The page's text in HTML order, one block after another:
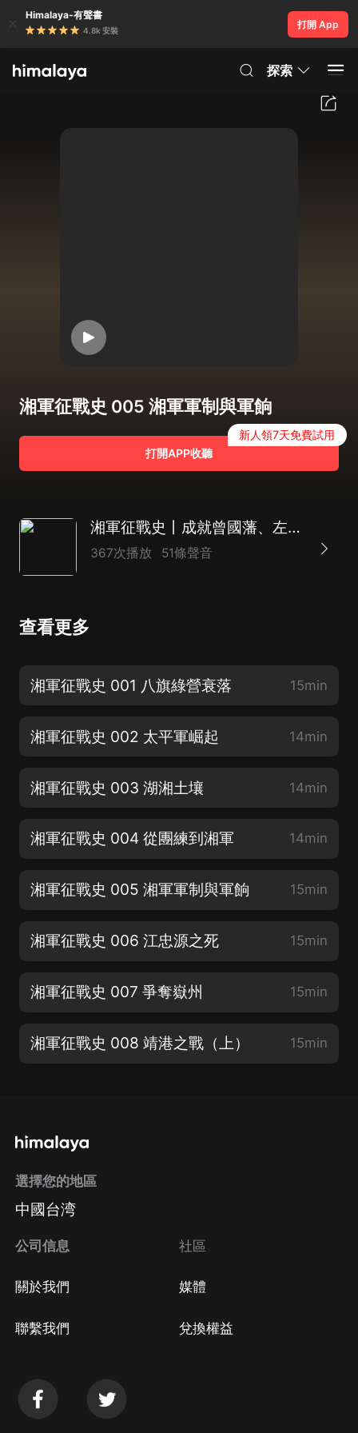
Himalaya-有聲書
4.8k 安裝
打開 App
探索
湘軍征戰史 005 湘軍軍制與軍餉
打開APP收聽
新人領7天免費試用
湘軍征戰史丨成就曾國藩、左宗棠歷史地位丨軍事戰爭史
367次播放 51條聲音
查看更多
湘軍征戰史 001 八旗綠營衰落 15min
湘軍征戰史 002 太平軍崛起 14min
湘軍征戰史 003 湖湘土壤 14min
湘軍征戰史 004 從團練到湘軍 14min
湘軍征戰史 005 湘軍軍制與軍餉 15min
湘軍征戰史 006 江忠源之死 15min
湘軍征戰史 007 爭奪嶽州 15min
湘軍征戰史 008 靖港之戰（上） 15min
選擇您的地區
中國台湾
公司信息
關於我們
聯繫我們
社區
媒體
兌換權益